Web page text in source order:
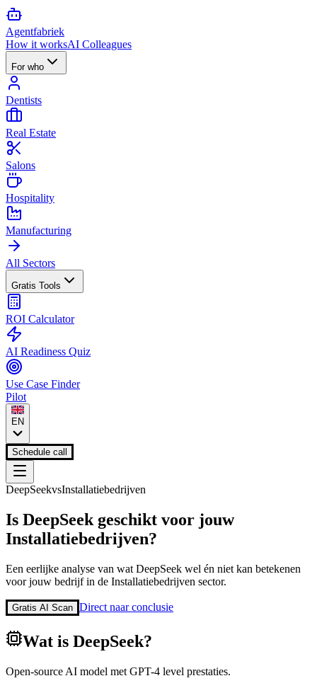
Agentfabriek
How it worksAI Colleagues
For who
Dentists
Real Estate
Salons
Hospitality
Manufacturing
All Sectors
Gratis Tools
ROI Calculator
AI Readiness Quiz
Use Case Finder
Pilot
EN
Schedule call
DeepSeekvsInstallatiebedrijven
Is DeepSeek geschikt voor jouw
Installatiebedrijven?
Een eerlijke analyse van wat DeepSeek wel én niet kan betekenen
voor jouw bedrijf in de Installatiebedrijven sector.
Gratis AI Scan Direct naar conclusie
Wat is DeepSeek?
Open-source AI model met GPT-4 level prestaties.